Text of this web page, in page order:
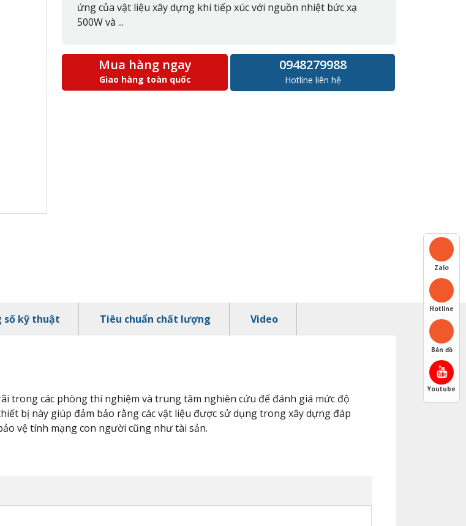
ứng của vật liệu xây dựng khi tiếp xúc với nguồn nhiệt bức xạ
500W và ...
Mua hàng ngay
Giao hàng toàn quốc
0948279988
Hotline liên hệ
số kỹ thuật Tiêu chuẩn chất lượng Video
trong các phòng thí nghiệm và trung tâm nghiên cứu để đánh giá mức độ
bị này giúp đảm bảo rằng các vật liệu được sử dụng trong xây dựng đáp
vệ tính mạng con người cũng như tài sản.
Zalo
Hotline
Bản đồ
Youtube